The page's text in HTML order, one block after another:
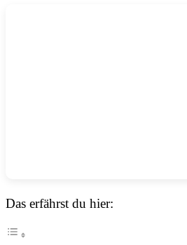
Das erfährst du hier: